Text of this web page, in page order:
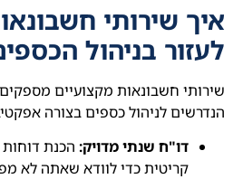
איך שירותי
לעזור בניהול
שירותי חשבונאות מקצועיים
הנדרשים לניהול כספים בצורה
דו"ח שנתי מדויק: הכנת
קריטית כדי לוודא שאתה לא